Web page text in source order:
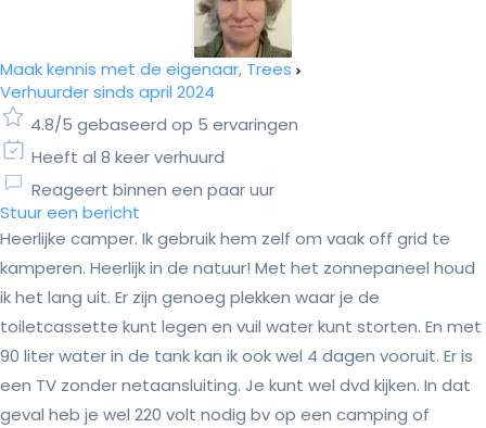
Maak kennis met de eigenaar, Trees
Verhuurder sinds april 2024
4.8/5 gebaseerd op 5 ervaringen
Heeft al 8 keer verhuurd
Reageert binnen een paar uur
Stuur een bericht
Heerlijke camper. Ik gebruik hem zelf om vaak off grid te
kamperen. Heerlijk in de natuur! Met het zonnepaneel houd
ik het lang uit. Er zijn genoeg plekken waar je de
toiletcassette kunt legen en vuil water kunt storten. En met
90 liter water in de tank kan ik ook wel 4 dagen vooruit. Er is
een TV zonder netaansluiting. Je kunt wel dvd kijken. In dat
geval heb je wel 220 volt nodig bv op een camping of